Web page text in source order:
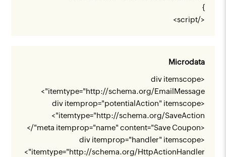
}
</script>
Microdata
<div itemscope
itemtype="http://schema.org/EmailMessage
">
<div itemprop="potentialAction" itemscope
itemtype="http://schema.org/SaveAction
">
<meta itemprop="name" content="Save Coupon"/>
<div itemprop="handler" itemscope
itemtype="http://schema.org/HttpActionHandler
">